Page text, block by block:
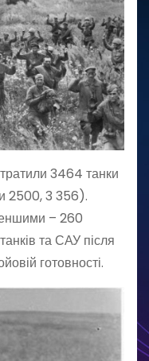
3464 танки
2500, 3 356).
– 260
та САУ після
готовності.